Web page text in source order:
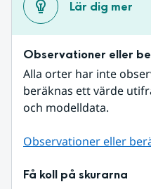
Lär dig mer
Observationer eller
Alla orter har inte
beräknas ett värde
och modelldata.
Observationer eller
Få koll på skurarna